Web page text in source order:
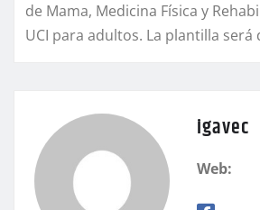
de Mama, Medicina Física y
UCI para adultos. La plantilla será
igavec
Web: